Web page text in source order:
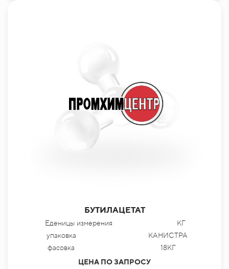
БУТИЛАЦЕТАТ
Еденицы измерения
КГ
упаковка
КАНИСТРА
фасовка
18КГ
ЦЕНА ПО ЗАПРОСУ